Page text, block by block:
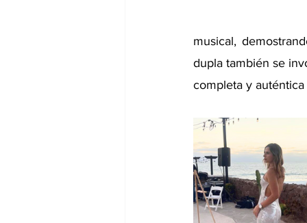
musical,
dupla también se
completa y